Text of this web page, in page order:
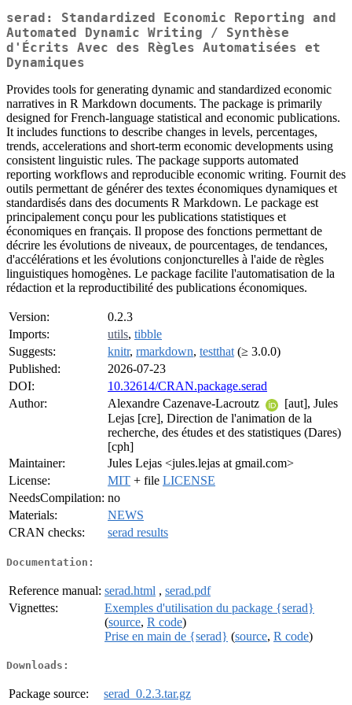
serad: Standardized Economic Reporting and
Automated Dynamic Writing / Synthèse
d'Écrits Avec des Règles Automatisées et
Dynamiques
Provides tools for generating dynamic and standardized economic
narratives in R Markdown documents. The package is primarily
designed for French-language statistical and economic publications.
It includes functions to describe changes in levels, percentages,
trends, accelerations and short-term economic developments using
consistent linguistic rules. The package supports automated
reporting workflows and reproducible economic writing. Fournit des
outils permettant de générer des textes économiques dynamiques et
standardisés dans des documents R Markdown. Le package est
principalement conçu pour les publications statistiques et
économiques en français. Il propose des fonctions permettant de
décrire les évolutions de niveaux, de pourcentages, de tendances,
d'accélérations et les évolutions conjoncturelles à l'aide de règles
linguistiques homogènes. Le package facilite l'automatisation de la
rédaction et la reproductibilité des publications économiques.
Version:
0.2.3
Imports:
utils, tibble
Suggests:
knitr, rmarkdown, testthat (≥ 3.0.0)
Published:
2026-07-23
DOI:
10.32614/CRAN.package.serad
Author:
Alexandre Cazenave-Lacroutz
[aut], Jules
Lejas [cre], Direction de l'animation de la
recherche, des études et des statistiques (Dares)
[cph]
Maintainer:
Jules Lejas <jules.lejas at gmail.com>
License:
MIT + file LICENSE
NeedsCompilation: no
Materials:
NEWS
CRAN checks:
serad results
Documentation:
Reference manual: serad.html , serad.pdf
Vignettes:
Exemples d'utilisation du package {serad}
(source, R code)
Prise en main de {serad} (source, R code)
Downloads:
Package source:
serad_0.2.3.tar.gz